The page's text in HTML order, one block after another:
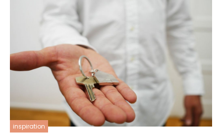
inspiration